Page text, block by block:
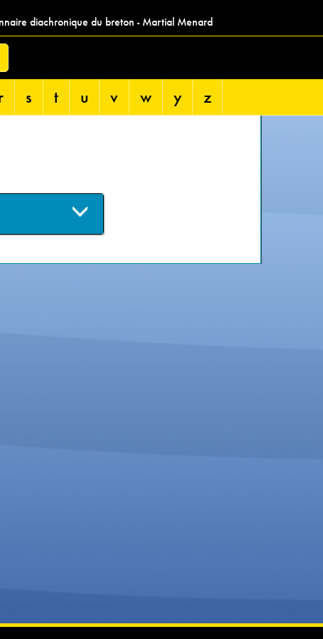
diachronique du breton - Martial Menard
s t u v w y z